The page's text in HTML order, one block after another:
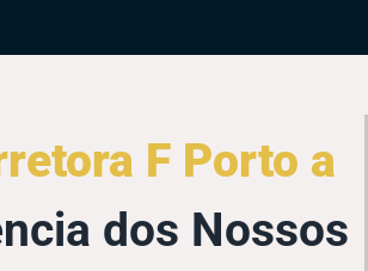
F Porto a
dos Nossos